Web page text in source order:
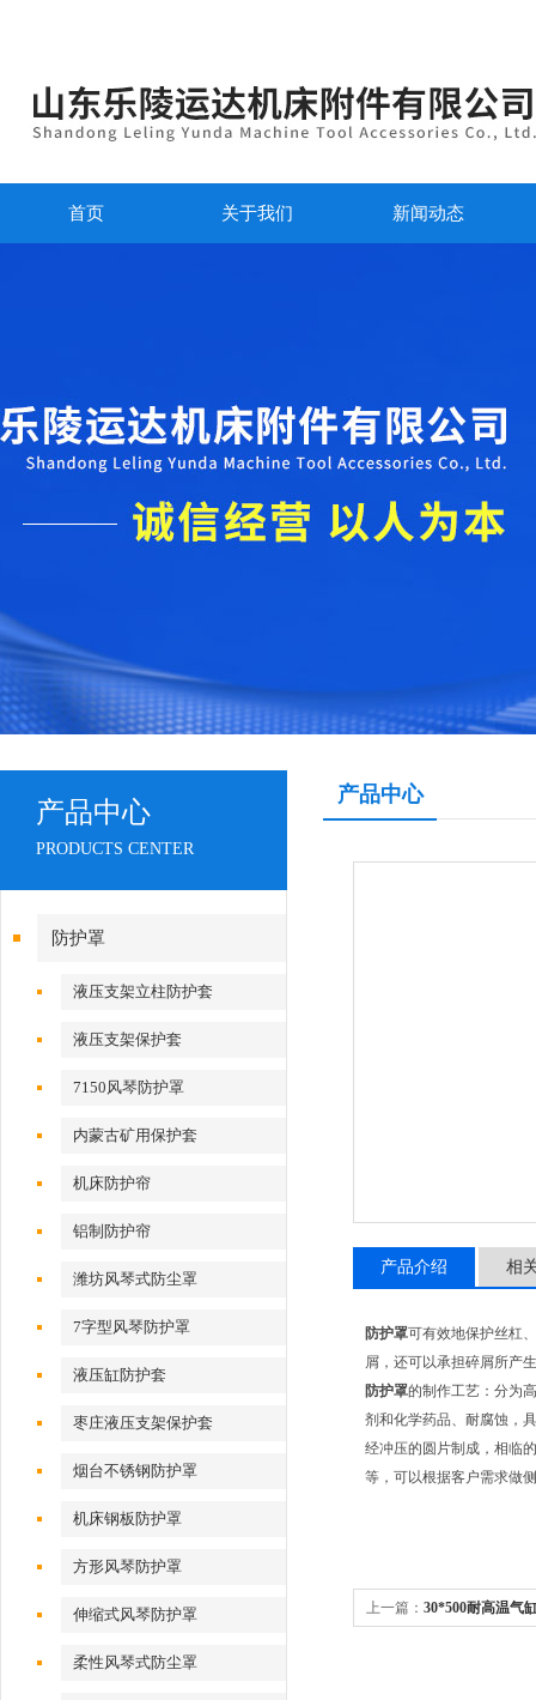
首页 关于我们 新闻动态
产品中心
PRODUCTS CENTER
防护罩
液压支架立柱防护套
液压支架保护套
7150风琴防护罩
内蒙古矿用保护套
机床防护帘
铝制防护帘
潍坊风琴式防尘罩
7字型风琴防护罩
液压缸防护套
枣庄液压支架保护套
烟台不锈钢防护罩
机床钢板防护罩
方形风琴防护罩
伸缩式风琴防护罩
柔性风琴式防尘罩
产品中心
产品介绍 相
防护罩可有效地保护丝杠
屑，还可以承担碎屑所产
防护罩的制作工艺：分为
剂和化学药品、耐腐蚀，
经冲压的圆片制成，相临
等，可以根据客户需求做
上一篇： 30*500耐高温气